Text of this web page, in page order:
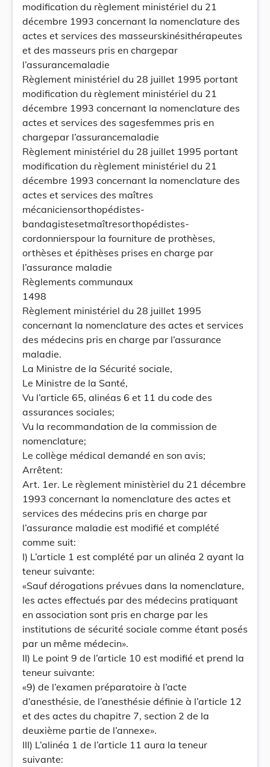
modification du règlement ministériel du 21
décembre 1993 concernant la nomenclature des
actes et services des masseurskinésithérapeutes
et des masseurs pris en chargepar
l’assurancemaladie
Règlement ministériel du 28 juillet 1995 portant
modification du règlement ministériel du 21
décembre 1993 concernant la nomenclature des
actes et services des sagesfemmes pris en
chargepar l’assurancemaladie
Règlement ministériel du 28 juillet 1995 portant
modification du règlement ministériel du 21
décembre 1993 concernant la nomenclature des
actes et services des maîtres
mécaniciensorthopédistes-
bandagistesetmaîtresorthopédistes-
cordonnierspour la fourniture de prothèses,
orthèses et épithèses prises en charge par
l’assurance maladie
Règlements communaux
1498
Règlement ministériel du 28 juillet 1995
concernant la nomenclature des actes et services
des médecins pris en charge par l’assurance
maladie.
La Ministre de la Sécurité sociale,
Le Ministre de la Santé,
Vu l’article 65, alinéas 6 et 11 du code des
assurances sociales;
Vu la recommandation de la commission de
nomenclature;
Le collège médical demandé en son avis;
Arrêtent:
Art. 1er. Le règlement ministèriel du 21 décembre
1993 concernant la nomenclature des actes et
services des médecins pris en charge par
l’assurance maladie est modifié et complété
comme suit:
I) L’article 1 est complété par un alinéa 2 ayant la
teneur suivante:
«Sauf dérogations prévues dans la nomenclature,
les actes effectués par des médecins pratiquant
en association sont pris en charge par les
institutions de sécurité sociale comme étant posés
par un même médecin».
II) Le point 9 de l’article 10 est modifié et prend la
teneur suivante:
«9) de l’examen préparatoire à l’acte
d’anesthésie, de l’anesthésie définie à l’article 12
et des actes du chapitre 7, section 2 de la
deuxième partie de l’annexe».
III) L’alinéa 1 de l’article 11 aura la teneur
suivante: